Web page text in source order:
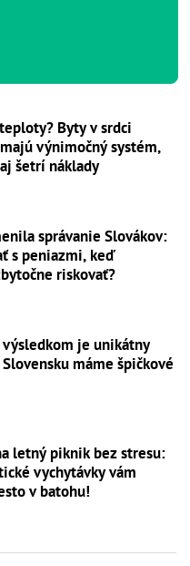
Byty v srdci
výnimočný systém,
šetrí náklady
správanie Slovákov:
s peniazmi, keď
riskovať?
je unikátny
máme špičkové
letný piknik bez stresu:
vychytávky vám
v batohu!